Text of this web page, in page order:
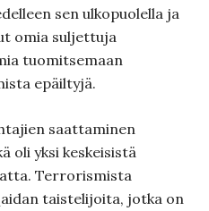
sen ulkopuolella ja
omia suljettuja
tuomitsemaan
epäiltyjä.
saattaminen
oli yksi keskeisistä
Terrorismista
taistelijoita, jotka on